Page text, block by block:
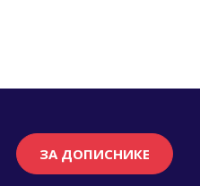
ЗА ДОПИСНИКЕ